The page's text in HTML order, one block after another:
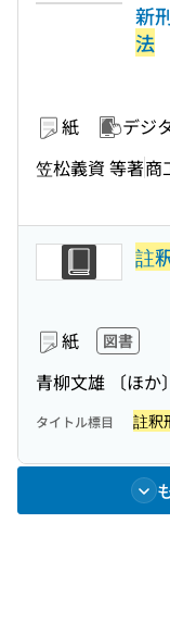
新
法
紙 デジ
笠松義資 等著商
註
紙 図書
青柳文雄 〔ほか
タイトル標目 註釈